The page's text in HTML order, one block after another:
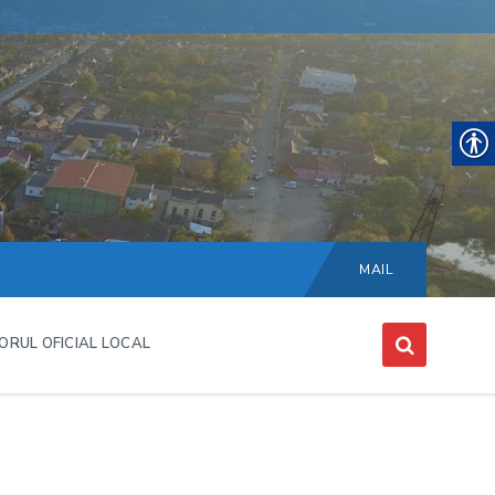
Choose
language:
MAIL
OFICIAL LOCAL